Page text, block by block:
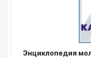
Энциклопедия